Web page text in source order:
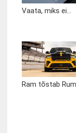
Vaata, miks ei...
Ram tõstab